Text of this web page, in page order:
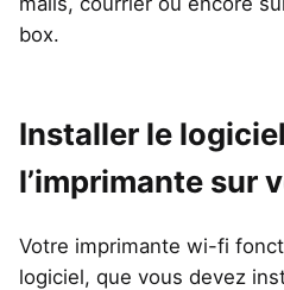
box.
Installer le
l’imprimante sur
Votre imprimante wi-fi
logiciel, que vous devez